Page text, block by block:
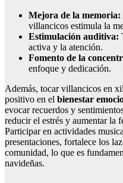
Mejora de la memoria:
villancicos estimula la
Estimulación auditiva:
activa y la atención.
Fomento de la
enfoque y dedicación.
Además, tocar villancicos en
positivo en el bienestar
evocar recuerdos y
reducir el estrés y aumentar la
Participar en actividades
presentaciones, fortalece los
comunidad, lo que es
navideñas.